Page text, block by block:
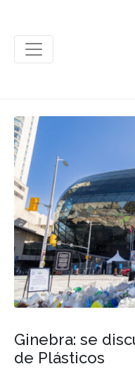
Ginebra: se
de Plásticos